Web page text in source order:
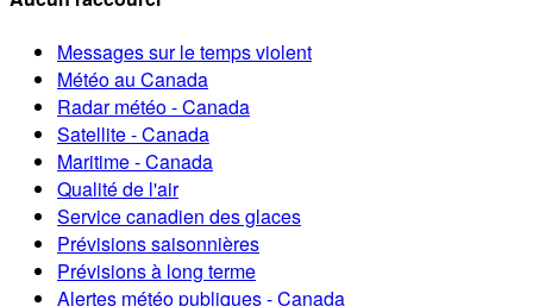
Messages sur le temps violent
Météo au Canada
Radar météo - Canada
Satellite - Canada
Maritime - Canada
Qualité de l'air
Service canadien des glaces
Prévisions saisonnières
Prévisions à long terme
Alertes météo publiques - Canada